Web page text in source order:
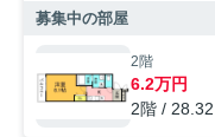
つながります。このアパー
淀川区や阪神電鉄阪神なん
い。経験豊富なスタッフが
募集中の部屋
2階
6.2万円
2階 /